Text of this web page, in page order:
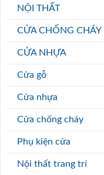
NỘI THẤT
CỬA CHỐNG CHÁY
CỬA NHỰA
Cửa gỗ
Cửa nhựa
Cửa chống cháy
Phụ kiện cửa
Nội thất trang trí